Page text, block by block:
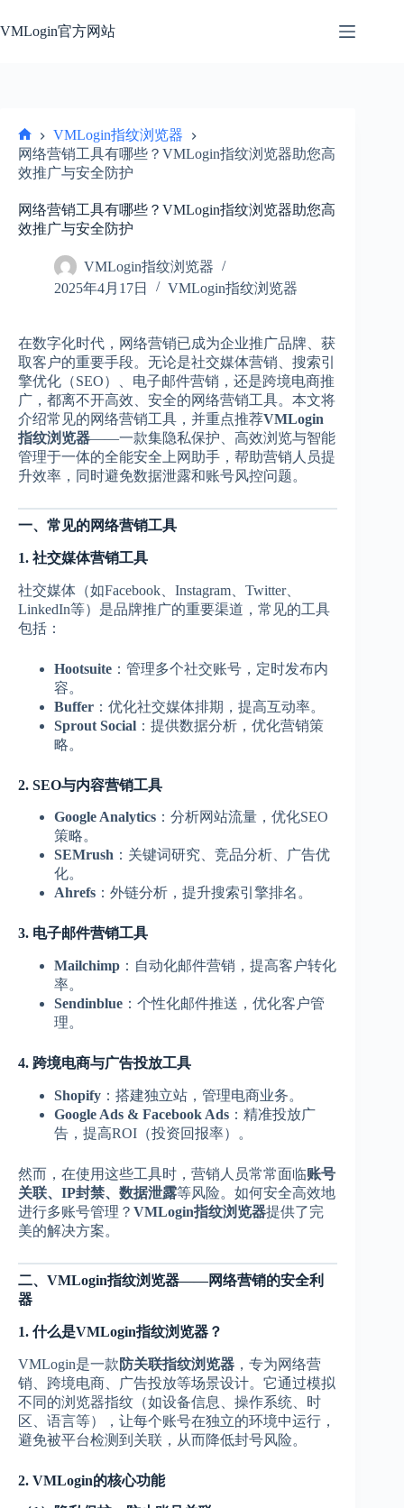
过
VMLogin官方网站
首
页
VMLogin指纹浏览器
网络营销工具有哪些？VMLogin指纹浏览器助您高
效推广与安全防护
网络营销工具有哪些？VMLogin指纹浏览器助您高
效推广与安全防护
VMLogin指纹浏览器
2025年4月17日
VMLogin指纹浏览器
在数字化时代，网络营销已成为企业推广品牌、获
取客户的重要手段。无论是社交媒体营销、搜索引
擎优化（SEO）、电子邮件营销，还是跨境电商推
广，都离不开高效、安全的网络营销工具。本文将
介绍常见的网络营销工具，并重点推荐VMLogin
指纹浏览器——一款集隐私保护、高效浏览与智能
管理于一体的全能安全上网助手，帮助营销人员提
升效率，同时避免数据泄露和账号风控问题。
一、常见的网络营销工具
1. 社交媒体营销工具
社交媒体（如Facebook、Instagram、Twitter、
LinkedIn等）是品牌推广的重要渠道，常见的工具
包括：
Hootsuite ：管理多个社交账号，定时发布内
容。
Buffer ：优化社交媒体排期，提高互动率。
Sprout Social ：提供数据分析，优化营销策
略。
2. SEO与内容营销工具
Google Analytics ：分析网站流量，优化SEO
策略。
SEMrush ：关键词研究、竞品分析、广告优
化。
Ahrefs ：外链分析，提升搜索引擎排名。
3. 电子邮件营销工具
Mailchimp ：自动化邮件营销，提高客户转化
率。
Sendinblue ：个性化邮件推送，优化客户管
理。
4. 跨境电商与广告投放工具
Shopify ：搭建独立站，管理电商业务。
Google Ads & Facebook Ads ：精准投放广
告，提高ROI（投资回报率）。
然而，在使用这些工具时，营销人员常常面临账号
关联、IP封禁、数据泄露等风险。如何安全高效地
进行多账号管理？ VMLogin指纹浏览器提供了完
美的解决方案。
二、VMLogin指纹浏览器——网络营销的安全利
器
1. 什么是VMLogin指纹浏览器？
VMLogin是一款 防关联指纹浏览器 ，专为网络营
销、跨境电商、广告投放等场景设计。它通过模拟
不同的浏览器指纹（如设备信息、操作系统、时
区、语言等），让每个账号在独立的环境中运行，
避免被平台检测到关联，从而降低封号风险。
2. VMLogin的核心功能